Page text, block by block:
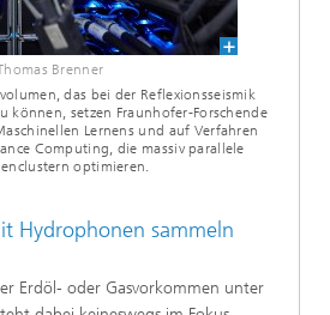
Brenner
das bei der Reflexionsseismik
können, setzen Fraunhofer-Forschende
Lernens und auf Verfahren
Computing, die massiv parallele
optimieren.
Hydrophonen sammeln
Erdöl- oder Gasvorkommen unter